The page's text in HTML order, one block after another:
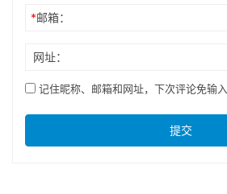
*邮箱：
网址：
记住昵称、邮箱和网址，下次评论免输入
提交